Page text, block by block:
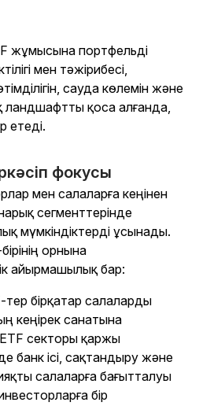
жұмысына портфельді
мен тәжірибесі,
сауда көлемін және
ландшафтты қоса алғанда,
етеді.
фокусы
мен салаларға кеңінен
сегменттерінде
мүмкіндіктерді ұсынады.
орнына
айырмашылық бар:
тер бірқатар салаларды
кеңірек санатына
секторы қаржы
банк ісі, сақтандыру және
салаларға бағытталуы
бір